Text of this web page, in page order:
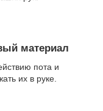
материал
пота и
их в руке.